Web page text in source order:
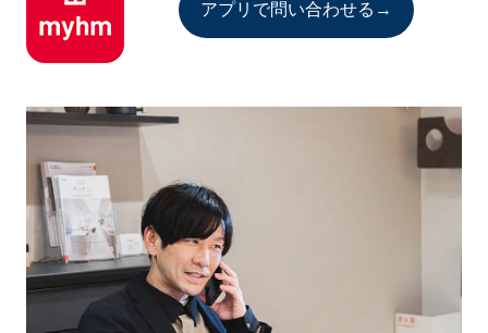
アプリで問い合わせる→